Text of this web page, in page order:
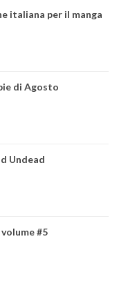
italiana per il manga
di Agosto
Undead
#5